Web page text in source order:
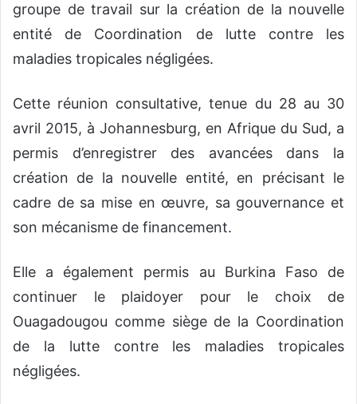
groupe de travail sur la création de la nouvelle
entité de Coordination de lutte contre les
maladies tropicales négligées.
Cette réunion consultative, tenue du 28 au 30
avril 2015, à Johannesburg, en Afrique du Sud, a
permis d’enregistrer des avancées dans la
création de la nouvelle entité, en précisant le
cadre de sa mise en œuvre, sa gouvernance et
son mécanisme de financement.
Elle a également permis au Burkina Faso de
continuer le plaidoyer pour le choix de
Ouagadougou comme siège de la Coordination
de la lutte contre les maladies tropicales
négligées.